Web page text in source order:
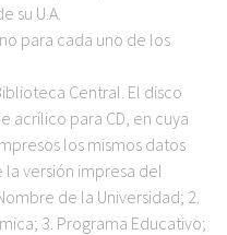
su U.A.
para cada uno de los
Central. El disco
acrílico para CD, en cuya
los mismos datos
versión impresa del
de la Universidad; 2.
3. Programa Educativo;